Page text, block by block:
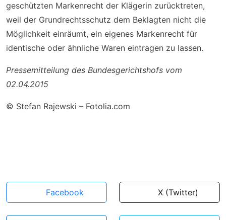
geschützten Markenrecht der Klägerin zurücktreten,
weil der Grundrechtsschutz dem Beklagten nicht die
Möglichkeit einräumt, ein eigenes Markenrecht für
identische oder ähnliche Waren eintragen zu lassen.
Pressemitteilung des Bundesgerichtshofs vom
02.04.2015
© Stefan Rajewski – Fotolia.com
Facebook X (Twitter)